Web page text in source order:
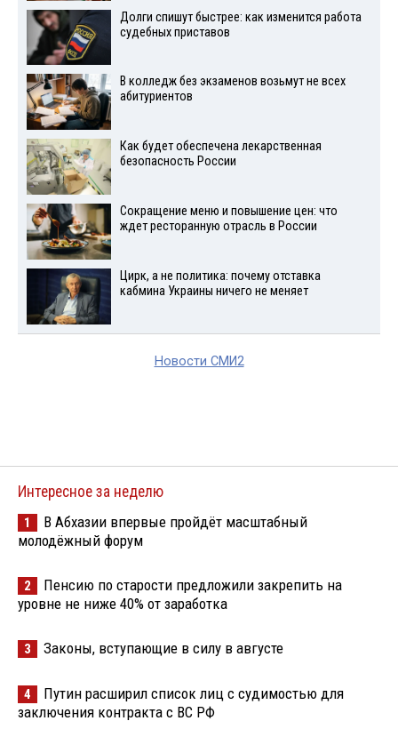
Долги спишут быстрее: как изменится работа
судебных приставов
В колледж без экзаменов возьмут не всех
абитуриентов
Как будет обеспечена лекарственная
безопасность России
Сокращение меню и повышение цен: что
ждет ресторанную отрасль в России
Цирк, а не политика: почему отставка
кабмина Украины ничего не меняет
Новости СМИ2
Интересное за неделю
1
В Абхазии впервые пройдёт масштабный
молодёжный форум
2
Пенсию по старости предложили закрепить на
уровне не ниже 40% от заработка
3 Законы, вступающие в силу в августе
4
Путин расширил список лиц с судимостью для
заключения контракта с ВС РФ